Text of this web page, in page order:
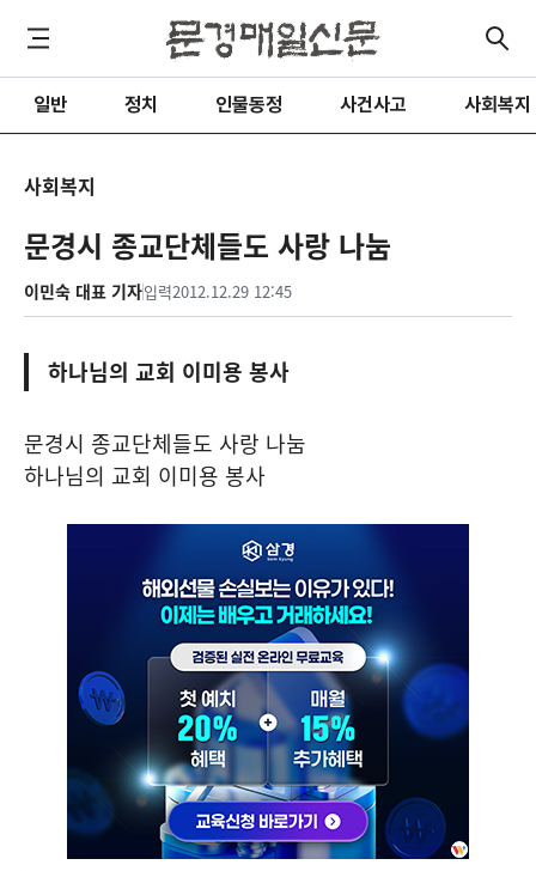
일반 정치 인물동정 사건사고 사회복지
사회복지
문경시 종교단체들도 사랑 나눔
이민숙 대표 기자입력2012.12.29 12:45
하나님의 교회 이미용 봉사
문경시 종교단체들도 사랑 나눔
하나님의 교회 이미용 봉사